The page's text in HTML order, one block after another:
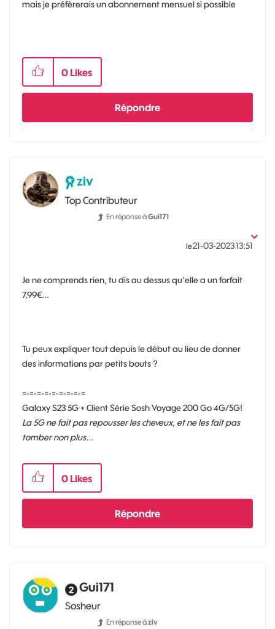
mais je préfèrerais un abonnement mensuel si possible
0 Likes
Répondre
ziv
Top Contributeur
En réponse àGui171
le‎21-03-202313:51
Je ne comprends rien, tu dis au dessus qu'elle a un forfait
7,99€...
Tu peux expliquer tout depuis le début au lieu de donner
des informations par petits bouts ?
=-=-=-=-=-=-=-=-=
Galaxy S23 5G + Client Série Sosh Voyage 200 Go 4G/5G!
La 5G ne fait pas repousser les cheveux, et ne les fait pas
tomber non plus...
0 Likes
Répondre
Gui171
Sosheur
En réponse àziv